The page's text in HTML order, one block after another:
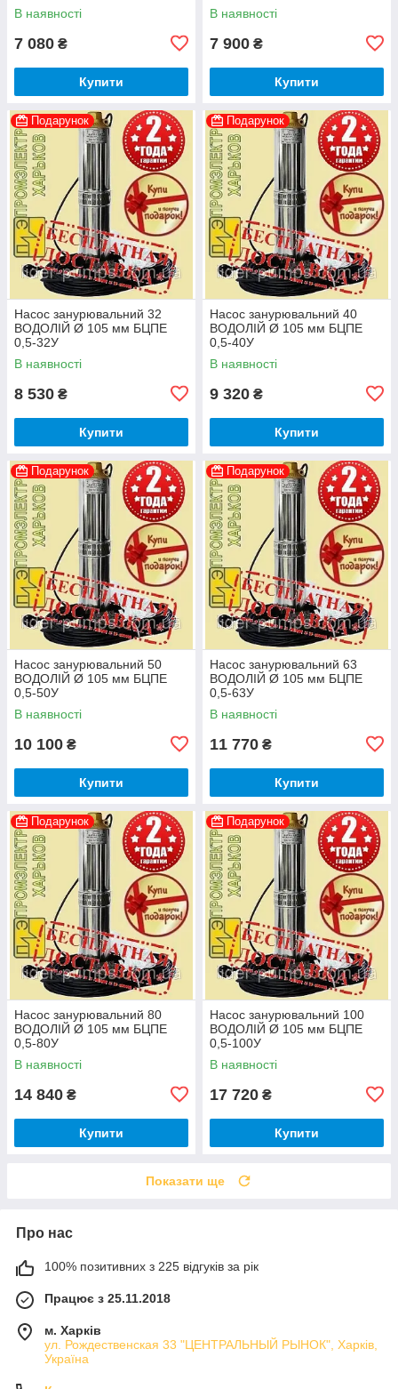
В наявності
7 080 ₴
Купити
В наявності
7 900 ₴
Купити
Подарунок
Насос занурювальний 32
ВОДОЛІЙ Ø 105 мм БЦПЕ
0,5-32У
В наявності
8 530 ₴
Купити
Подарунок
Насос занурювальний 40
ВОДОЛІЙ Ø 105 мм БЦПЕ
0,5-40У
В наявності
9 320 ₴
Купити
Подарунок
Насос занурювальний 50
ВОДОЛІЙ Ø 105 мм БЦПЕ
0,5-50У
В наявності
10 100 ₴
Купити
Подарунок
Насос занурювальний 63
ВОДОЛІЙ Ø 105 мм БЦПЕ
0,5-63У
В наявності
11 770 ₴
Купити
Подарунок
Насос занурювальний 80
ВОДОЛІЙ Ø 105 мм БЦПЕ
0,5-80У
В наявності
14 840 ₴
Купити
Подарунок
Насос занурювальний 100
ВОДОЛІЙ Ø 105 мм БЦПЕ
0,5-100У
В наявності
17 720 ₴
Купити
Показати ще
Про нас
100% позитивних з 225 відгуків за рік
Працює з 25.11.2018
м. Харків
ул. Рождественская 33 "ЦЕНТРАЛЬНЫЙ РЫНОК", Харків,
Україна